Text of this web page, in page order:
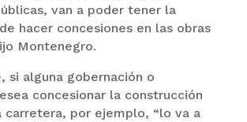
van a poder tener la
hacer concesiones en las obras
Montenegro.
si alguna gobernación o
concesionar la construcción
carretera, por ejemplo, “lo va a